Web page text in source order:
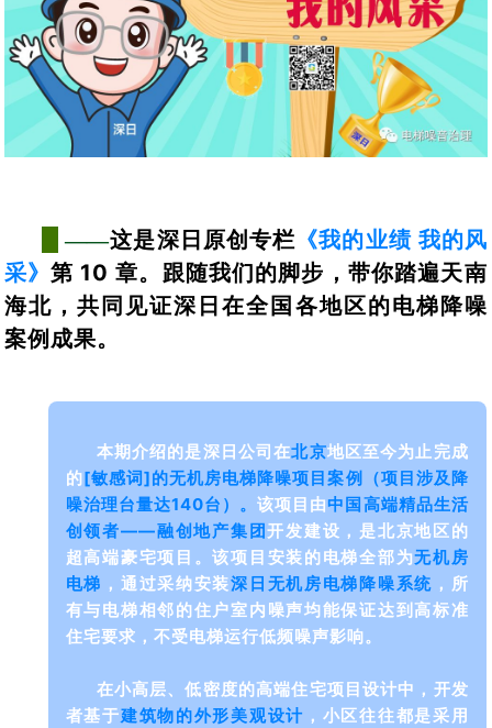
——这是深日原创专栏 《我的业绩 我的风
采》 第 10 章。跟随我们 的脚步，带你踏遍天南
海北 ，共同见证深日在全国各地区的电梯降噪
案例成果。
本期介绍的是深日公司在北京地区至今为止完成
的[敏感词]的无机房电梯降噪项目案例（项目涉及降
噪治理台量达140台）。该项目由中国高端精品生活
创领者——融创地产集团开发建设，是北京地区的
超高端豪宅项目。该项目安装的电梯全部为无机房
电梯 ， 通过采纳安装深日无机房电梯降噪系统 ，所
有与电梯相邻的住户室内噪声均能保证达到高标准
住宅要求，不受电梯运行低频噪声影响。
在小高层、低密度的高端住宅项目设计中，开发
者基于建筑物的外形美观设计 ，小区往往都是采用